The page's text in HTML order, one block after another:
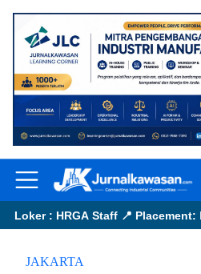
: HRGA Staff📍 Placement:
JAKARTA